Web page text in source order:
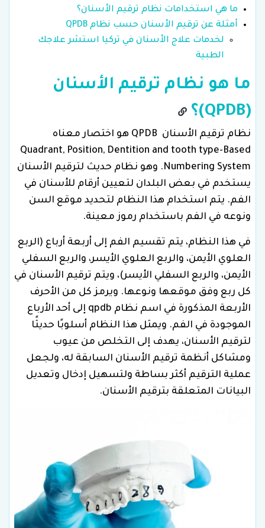
ما هي استخدامات نظام ترقيم الأسنان؟
أمثلة عن ترقيم الأسنان حسب نظام QPDB
لخدمات علاج الأسنان في تركيا استشر علاجك
الطبية
ما هو نظام ترقيم الأسنان
(QPDB)؟
نظام ترقيم الأسنان QPDB هو اختصار معناه
Quadrant, Position, Dentition and tooth type-Based
Numbering System. وهو نظام حديث لترقيم الأسنان
يستخدم في بعض البلدان لتعيين أرقام للأسنان في
الفم. يتم استخدام هذا النظام لتحديد موقع السن
ونوعه في الفم باستخدام رموز معينة.
في هذا النظام، يتم تقسيم الفم إلى أربعة أرباع (الربع
العلوي الأيمن، والربع العلوي الأيسر، والربع السفلي
الأيمن، والربع السفلي الأيسر)، ويتم ترقيم الأسنان في
كل ربع وفق موقعها ونوعها. ويرمز كل من الأحرف
الأربعة المذكورة في اسم نظام qpdb إلى أحد الأرباع
الموجودة في الفم. ويمثل هذا النظام أسلوبًا حديثًا
لترقيم الأسنان، يهدف إلى التخلص من عيوب
ومشاكل أنظمة ترقيم الأسنان السابقة له، ولجعل
عملية الترقيم أكثر بساطة ولتسهيل إدخال وتعديل
البيانات المتعلقة بترقيم الأسنان.